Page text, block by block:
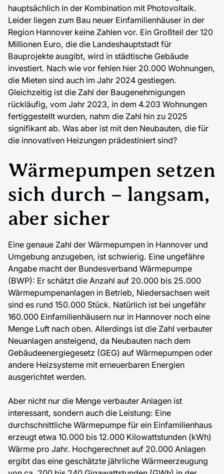
hauptsächlich in der Kombination mit Photovoltaik.
Leider liegen zum Bau neuer Einfamilienhäuser in der
Region Hannover keine Zahlen vor. Ein Großteil der 120
Millionen Euro, die die Landeshauptstadt für
Bauprojekte ausgibt, wird in städtische Gebäude
investiert. Nach wie vor fehlen hier 20.000 Wohnungen,
die Mieten sind auch im Jahr 2024 gestiegen.
Gleichzeitig ist die Zahl der Baugenehmigungen
rückläufig, vom Jahr 2023, in dem 4.203 Wohnungen
fertiggestellt wurden, nahm die Zahl hin zu 2025
signifikant ab. Was aber ist mit den Neubauten, die für
die innovativen Heizungen prädestiniert sind?
Wärmepumpen setzen
sich durch – langsam,
aber sicher
Eine genaue Zahl der Wärmepumpen in Hannover und
Umgebung anzugeben, ist schwierig. Eine ungefähre
Angabe macht der Bundesverband Wärmepumpe
(BWP): Er schätzt die Anzahl auf 20.000 bis 25.000
Wärmepumpenanlagen in Betrieb, Niedersachsen weit
sind es rund 150.000 Stück. Natürlich ist bei ungefähr
160.000 Einfamilienhäusern nur in Hannover noch eine
Menge Luft nach oben. Allerdings ist die Zahl verbauter
Neuanlagen ansteigend, da Neubauten nach dem
Gebäudeenergiegesetz (GEG) auf Wärmepumpen oder
andere Heizsysteme mit erneuerbaren Energien
ausgerichtet werden.
Aber nicht nur die Menge verbauter Anlagen ist
interessant, sondern auch die Leistung: Eine
durchschnittliche Wärmepumpe für ein Einfamilienhaus
erzeugt etwa 10.000 bis 12.000 Kilowattstunden (kWh)
Wärme pro Jahr. Hochgerechnet auf 20.000 Anlagen
ergibt das eine geschätzte jährliche Wärmeerzeugung